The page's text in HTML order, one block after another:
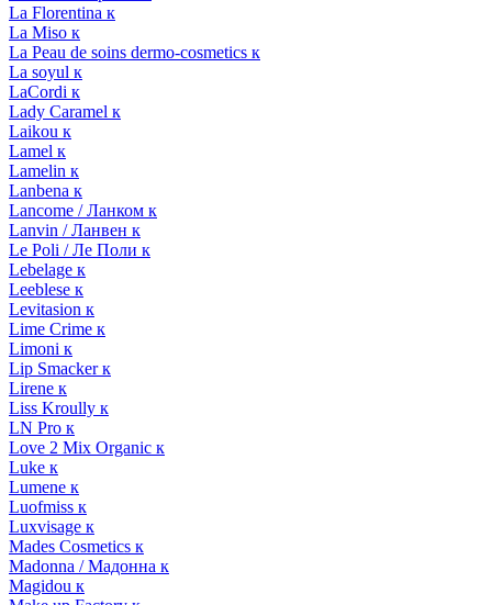
La Florentina к
La Miso к
La Peau de soins dermo-cosmetics к
La soyul к
LaCordi к
Lady Caramel к
Laikou к
Lamel к
Lamelin к
Lanbena к
Lancome / Ланком к
Lanvin / Ланвен к
Le Poli / Ле Поли к
Lebelage к
Leeblese к
Levitasion к
Lime Crime к
Limoni к
Lip Smacker к
Lirene к
Liss Kroully к
LN Pro к
Love 2 Mix Organic к
Luke к
Lumene к
Luofmiss к
Luxvisage к
Mades Cosmetics к
Madonna / Мадонна к
Magidou к